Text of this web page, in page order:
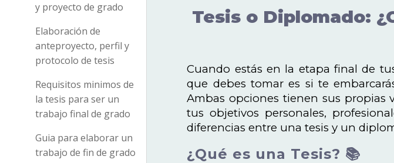
y proyecto de grado
Elaboración de
anteproyecto, perfil y
protocolo de tesis
Requisitos minimos de
la tesis para ser un
trabajo final de grado
Guia para elaborar un
trabajo de fin de grado
Tesis o Diplomado:
Cuando estás en la etapa final de
que debes tomar es si te
Ambas opciones tienen sus propias
tus objetivos personales,
diferencias entre una tesis y un
¿Qué es una Tesis? 📚